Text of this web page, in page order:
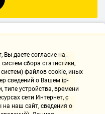
даете согласие на
сбора статистики,
файлов cookie, иных
сведений о Вашем ip-
типе устройства, времени
сети Интернет, с
наш сайт, сведения о